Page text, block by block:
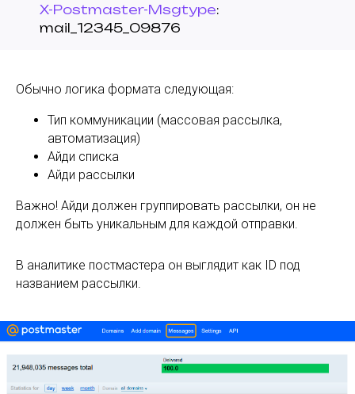
X-Postmaster-Msgtype:
mail_12345_09876
Обычно логика формата следующая:
Тип коммуникации (массовая рассылка,
автоматизация)
Айди списка
Айди рассылки
Важно! Айди должен группировать рассылки, он не
должен быть уникальным для каждой отправки.
В аналитике постмастера он выглядит как ID под
названием рассылки.